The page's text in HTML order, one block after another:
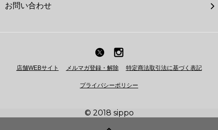
お問い合わせ
店舗WEBサイト メルマガ登録・解除 特定商法取引法に基づく表記
プライバシーポリシー
© 2018 sippo